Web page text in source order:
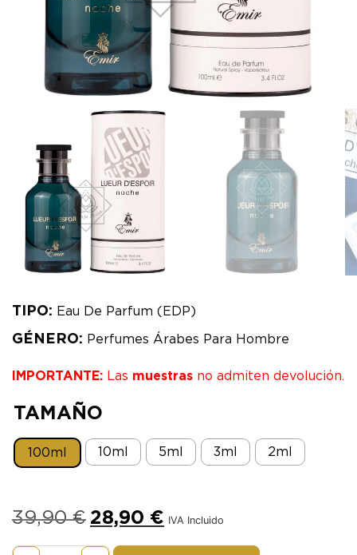
TIPO: Eau De Parfum (EDP)
GÉNERO: Perfumes Árabes Para Hombre
IMPORTANTE: Las muestras no admiten devolución.
TAMAÑO
100ml 10ml 5ml 3ml 2ml
39,90€ 28,90 € IVA Incluido